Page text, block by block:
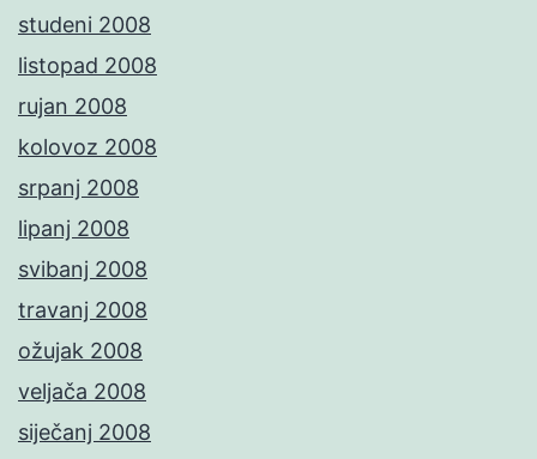
studeni 2008
listopad 2008
rujan 2008
kolovoz 2008
srpanj 2008
lipanj 2008
svibanj 2008
travanj 2008
ožujak 2008
veljača 2008
siječanj 2008